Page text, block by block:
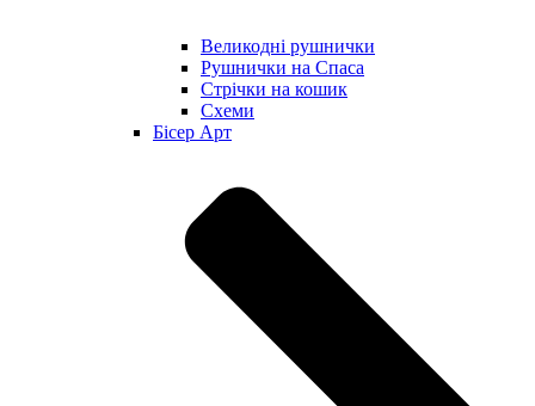
Великодні рушнички
Рушнички на Спаса
Стрічки на кошик
Схеми
Бісер Арт